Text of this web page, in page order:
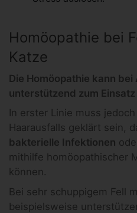
Homöopathie bei
Katze
Die Homöopathie kann bei
unterstützend zum
In erster Linie muss
Haarausfalls geklärt sein,
bakterielle Infektionen
mithilfe homöopathischer
können.
Bei sehr schuppigem Fell
beispielsweise